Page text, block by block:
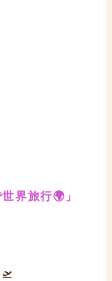
界旅行🌍」